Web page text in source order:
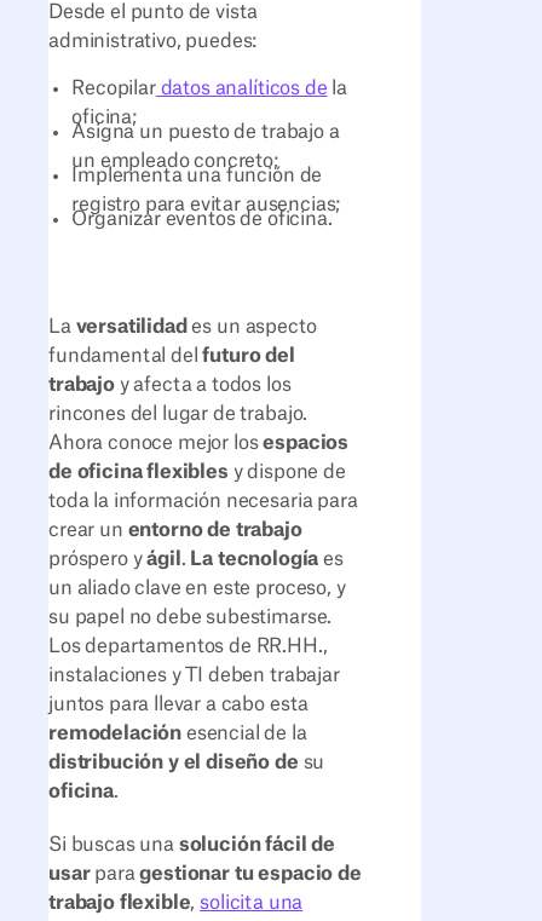
Desde el punto de vista
administrativo, puedes:
Recopilardatos analíticos de la
oficina;
Asigna un puesto de trabajo a
un empleado concreto;
Implementa una función de
registro para evitar ausencias;
Organizar eventos de oficina.
La versatilidad es un aspecto
fundamental delfuturo del
trabajoy afecta a todos los
rincones del lugar de trabajo.
Ahora conoce mejor losespacios
de oficina flexibles y dispone de
toda la información necesaria para
crear un entorno de trabajo
próspero yágil . La tecnología es
un aliado clave en este proceso, y
su papel no debe subestimarse.
Los departamentos de RR.HH.,
instalaciones y TI deben trabajar
juntos para llevar a cabo esta
remodelación esencial de la
distribución y el diseño de su
oficina.
Si buscas una solución fácil de
usarparagestionar tu espacio de
trabajo flexible, solicita una